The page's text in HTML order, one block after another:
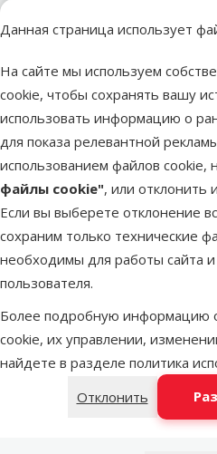
Данная страница использует
На сайте мы используем
cookie, чтобы сохранять вашу
использовать информацию о
для показа релевантной
использованием файлов cookie,
файлы cookie", или отклонить
Если вы выберете отклонение
сохраним только технические
необходимы для работы сайта и
пользователя.
Более подробную информацию
cookie, их управлении,
найдете в разделе политика
Отклонить
Подкатегория
Оплата заказов
Претензии и
несоответствие
товара
Заказы
Школа для собак
Парикмахерская
для собак и кошек
Поможем найти